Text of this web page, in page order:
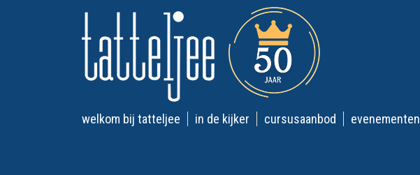
welkom bij tatteljee in de kijker cursusaanbod evenementen